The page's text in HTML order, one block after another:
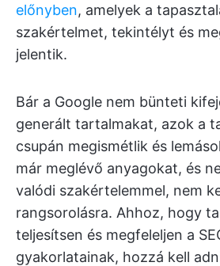
előnyben, amelyek a
szakértelmet, tekintélyt és
jelentik.
Bár a Google nem bünteti
generált tartalmakat, azok a
csupán megismétlik és
már meglévő anyagokat, és
valódi szakértelemmel, nem
rangsorolásra. Ahhoz, hogy
teljesítsen és megfeleljen a
gyakorlatainak, hozzá kell